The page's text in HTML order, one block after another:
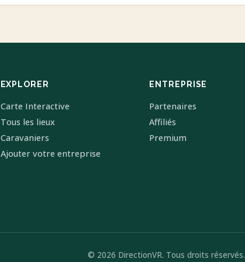
EXPLORER
Carte Interactive
Tous les lieux
Caravaniers
Ajouter votre entreprise
ENTREPRISE
Partenaires
Affiliés
Premium
© 2026 DirectionVR. Tous droits réservés.